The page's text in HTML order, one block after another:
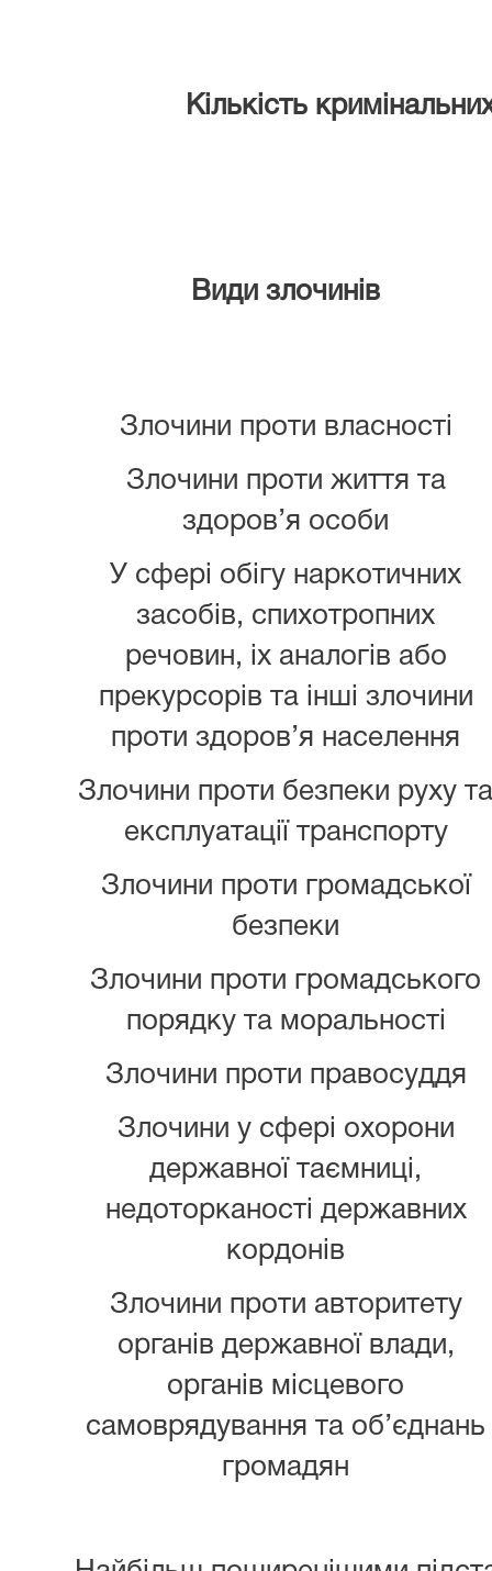
Кількість кримінальних
Види злочинів
Злочини проти власності
Злочини проти життя та
здоров’я особи
У сфері обігу наркотичних
засобів, спихотропних
речовин, іх аналогів або
прекурсорів та інші злочини
проти здоров’я населення
Злочини проти безпеки руху та
експлуатації транспорту
Злочини проти громадської
безпеки
Злочини проти громадського
порядку та моральності
Злочини проти правосуддя
Злочини у сфері охорони
державної таємниці,
недоторканості державних
кордонів
Злочини проти авторитету
органів державної влади,
органів місцевого
самоврядування та об’єднань
громадян